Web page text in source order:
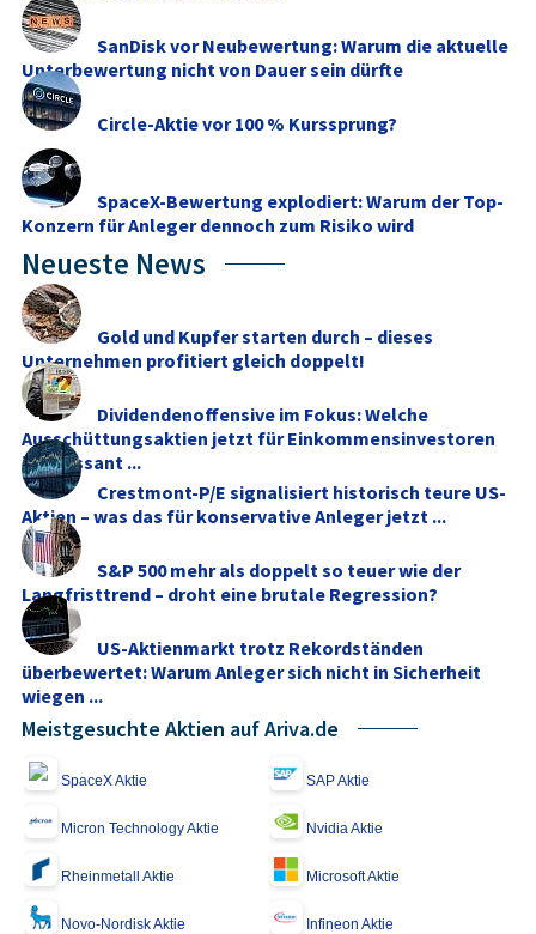
SanDisk vor Neubewertung: Warum die aktuelle
Unterbewertung nicht von Dauer sein dürfte
Circle-Aktie vor 100 % Kurssprung?
SpaceX-Bewertung explodiert: Warum der Top-
Konzern für Anleger dennoch zum Risiko wird
Neueste News
Gold und Kupfer starten durch – dieses
Unternehmen profitiert gleich doppelt!
Dividendenoffensive im Fokus: Welche
Ausschüttungsaktien jetzt für Einkommensinvestoren
interessant ...
Crestmont-P/E signalisiert historisch teure US-
Aktien – was das für konservative Anleger jetzt ...
S&P 500 mehr als doppelt so teuer wie der
Langfristtrend – droht eine brutale Regression?
US-Aktienmarkt trotz Rekordständen
überbewertet: Warum Anleger sich nicht in Sicherheit
wiegen ...
Meistgesuchte Aktien auf Ariva.de
SpaceX Aktie SAP Aktie
Micron Technology Aktie Nvidia Aktie
Rheinmetall Aktie Microsoft Aktie
Novo-Nordisk Aktie Infineon Aktie